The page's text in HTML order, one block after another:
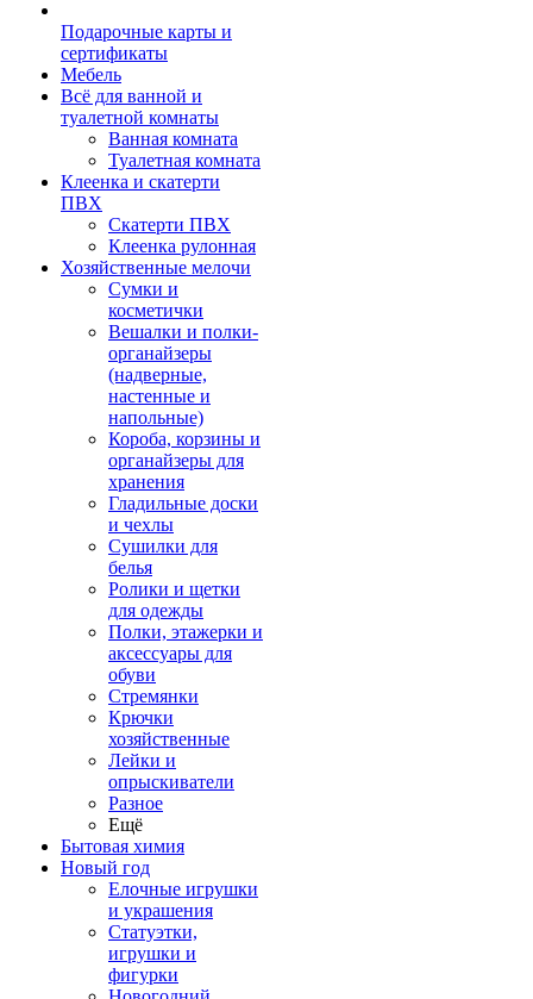
Подарочные карты и
сертификаты
Мебель
Всё для ванной и
туалетной комнаты
Ванная комната
Туалетная комната
Клеенка и скатерти
ПВХ
Скатерти ПВХ
Клеенка рулонная
Хозяйственные мелочи
Сумки и
косметички
Вешалки и полки-
органайзеры
(надверные,
настенные и
напольные)
Короба, корзины и
органайзеры для
хранения
Гладильные доски
и чехлы
Сушилки для
белья
Ролики и щетки
для одежды
Полки, этажерки и
аксессуары для
обуви
Стремянки
Крючки
хозяйственные
Лейки и
опрыскиватели
Разное
Ещё
Бытовая химия
Новый год
Елочные игрушки
и украшения
Статуэтки,
игрушки и
фигурки